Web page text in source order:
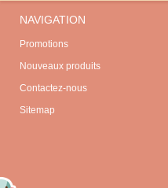
NAVIGATION
Promotions
Nouveaux produits
Contactez-nous
Sitemap